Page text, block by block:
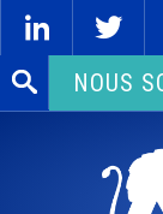
Rechercher :
NOUS